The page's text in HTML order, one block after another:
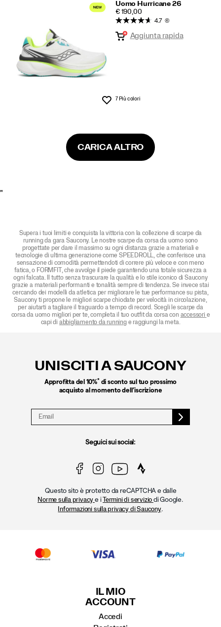
Uomo Hurricane 26
PRICE
€ 190,00
Lista dei desideri
4.7 (6)
Aggiunta rapida
7 Più colori
CARICA ALTRO
"
Supera i tuoi limiti e conquista la vittoria con la collezione di scarpe da
running da gara Saucony. Le nostre scarpe da corsa da uomo sono
progettate per dare il massimo su ogni distanza grazie a materiali e
tecnologie di ultima generazione come SPEEDROLL, che conferisce una
sensazione di comodità permettendoti di correre più veloce e con meno
fatica, o FORMFIT, che avvolge il piede garantendo una totale sicurezza a
ogni falcata. Il tutto senza trascurare la qualità e lo stile iconico di Saucony
grazie a materiali performanti e tonalità sempre di tendenza. Se invece stai
cercando dei modelli da atletica per migliorare le tue performance su pista,
Saucony ti propone le migliori scarpe chiodate per velocità in circolazione,
per aiutarti a tagliare il traguardo a tempo di record. Scegli le scarpe da
corsa da uomo migliori per te, completa il tuo outfit da corsa con accessori e
capi di abbigliamento da runninge raggiungi la meta.
UNISCITI A SAUCONY
Approfitta del 10%* di sconto sul tuo prossimo
acquisto al momento dell’iscrizione
Seguici sui social:
Questo sito è protetto da reCAPTCHA e dalle
Norme sulla privacy e iTermini di servizio di Google.
Informazioni sulla privacy di Saucony.
IL MIO
ACCOUNT
Accedi